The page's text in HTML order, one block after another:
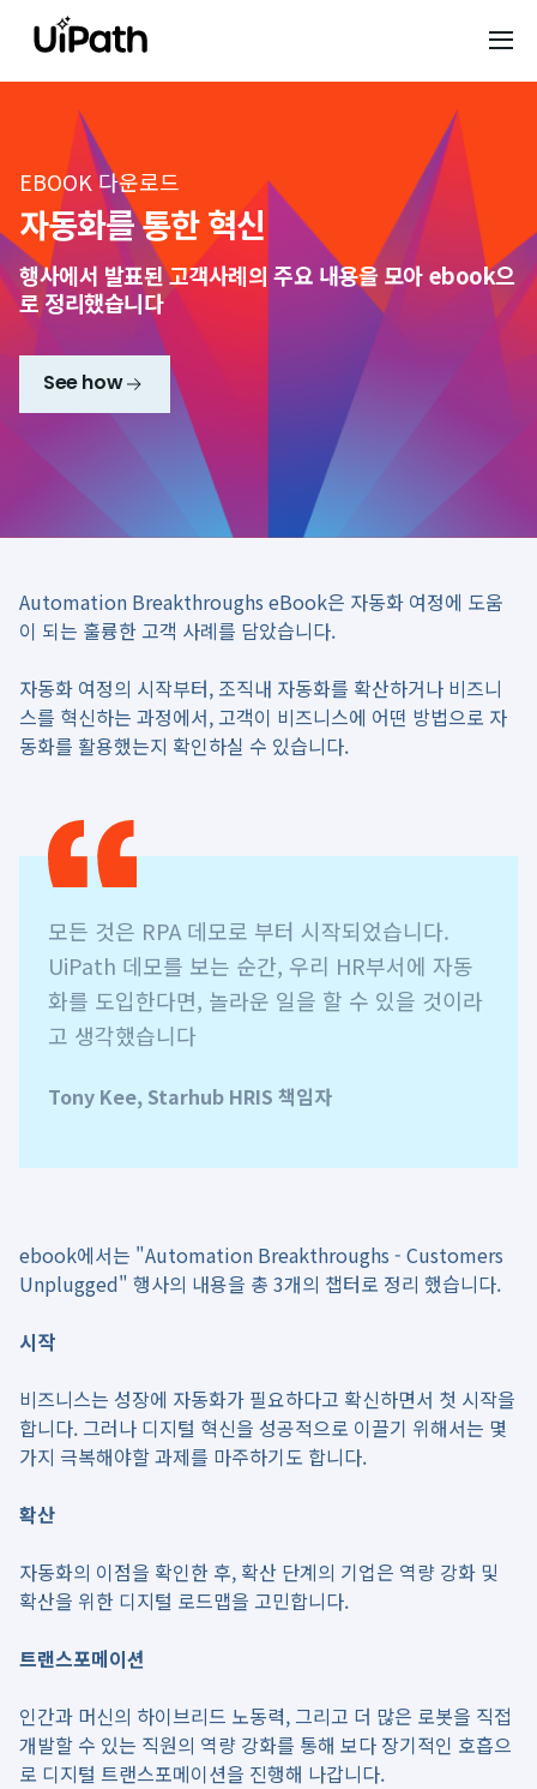
EBOOK 다운로드
자동화를 통한 혁신
행사에서 발표된 고객사례의 주요 내용을 모아 ebook으
로 정리했습니다
See how
Automation Breakthroughs eBook은 자동화 여정에 도움
이 되는 훌륭한 고객 사례를 담았습니다.
자동화 여정의 시작부터, 조직내 자동화를 확산하거나 비즈니
스를 혁신하는 과정에서, 고객이 비즈니스에 어떤 방법으로 자
동화를 활용했는지 확인하실 수 있습니다.
모든 것은 RPA 데모로 부터 시작되었습니다.
UiPath 데모를 보는 순간, 우리 HR부서에 자동
화를 도입한다면, 놀라운 일을 할 수 있을 것이라
고 생각했습니다
Tony Kee, Starhub HRIS 책임자
ebook에서는 "Automation Breakthroughs - Customers
Unplugged" 행사의 내용을 총 3개의 챕터로 정리 했습니다.
시작
비즈니스는 성장에 자동화가 필요하다고 확신하면서 첫 시작을
합니다. 그러나 디지털 혁신을 성공적으로 이끌기 위해서는 몇
가지 극복해야할 과제를 마주하기도 합니다.
확산
자동화의 이점을 확인한 후, 확산 단계의 기업은 역량 강화 및
확산을 위한 디지털 로드맵을 고민합니다.
트랜스포메이션
인간과 머신의 하이브리드 노동력, 그리고 더 많은 로봇을 직접
개발할 수 있는 직원의 역량 강화를 통해 보다 장기적인 호흡으
로 디지털 트랜스포메이션을 진행해 나갑니다.